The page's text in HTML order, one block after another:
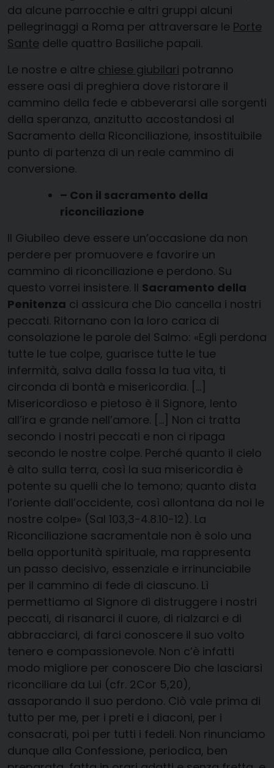
da alcune parrocchie e altri gruppi alcuni
pellegrinaggi a Roma per attraversare le Porte
Sante delle quattro Basiliche papali.
Le nostre e altre chiese giubilari potranno
essere oasi di preghiera dove ristorare il
cammino della fede e abbeverarsi alle sorgenti
della speranza, anzitutto accostandosi al
Sacramento della Riconciliazione, insostituibile
punto di partenza di un reale cammino di
conversione.
– Con il sacramento della
riconciliazione
Il Giubileo deve essere un’occasione da non
perdere per promuovere e favorire un
cammino di riconciliazione e perdono. Su
questo vorrei insistere. Il Sacramento della
Penitenza ci assicura che Dio cancella i nostri
peccati. Ritornano con la loro carica di
consolazione le parole del Salmo: «Egli perdona
tutte le tue colpe, guarisce tutte le tue
infermità, salva dalla fossa la tua vita, ti
circonda di bontà e misericordia. […]
Misericordioso e pietoso è il Signore, lento
all’ira e grande nell’amore. […] Non ci tratta
secondo i nostri peccati e non ci ripaga
secondo le nostre colpe. Perché quanto il cielo
è alto sulla terra, così la sua misericordia è
potente su quelli che lo temono; quanto dista
l’oriente dall’occidente, così allontana da noi le
nostre colpe» (Sal 103,3-4.8.10-12). La
Riconciliazione sacramentale non è solo una
bella opportunità spirituale, ma rappresenta
un passo decisivo, essenziale e irrinunciabile
per il cammino di fede di ciascuno. Lì
permettiamo al Signore di distruggere i nostri
peccati, di risanarci il cuore, di rialzarci e di
abbracciarci, di farci conoscere il suo volto
tenero e compassionevole. Non c’è infatti
modo migliore per conoscere Dio che lasciarsi
riconciliare da Lui (cfr. 2Cor 5,20),
assaporando il suo perdono. Ciò vale prima di
tutto per me, per i preti e i diaconi, per i
consacrati, poi per tutti i fedeli. Non rinunciamo
dunque alla Confessione, periodica, ben